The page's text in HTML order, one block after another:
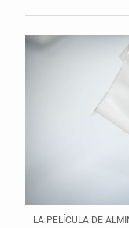
LA PELÍCULA DE